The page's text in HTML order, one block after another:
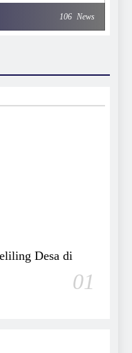
106 News
Desa di
01